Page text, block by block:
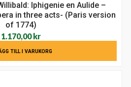
Iphigenie en Aulide –
in three acts- (Paris version
of 1774)
1.170,00kr
TILL I VARUKORG